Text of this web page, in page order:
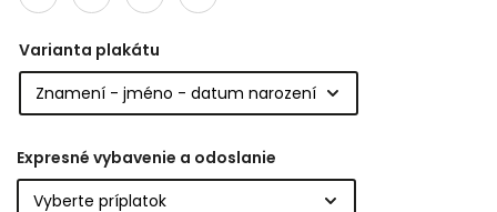
Varianta plakátu
Expresné vybavenie a odoslanie